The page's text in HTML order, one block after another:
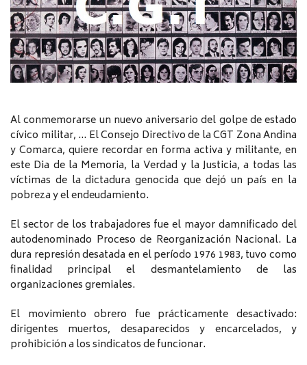
Al conmemorarse un nuevo aniversario del golpe de estado
cívico militar, … El Consejo Directivo de la CGT Zona Andina
y Comarca, quiere recordar en forma activa y militante, en
este Dia de la Memoria, la Verdad y la Justicia, a todas las
víctimas de la dictadura genocida que dejó un país en la
pobreza y el endeudamiento.
El sector de los trabajadores fue el mayor damnificado del
autodenominado Proceso de Reorganización Nacional. La
dura represión desatada en el período 1976 1983, tuvo como
finalidad principal el desmantelamiento de las
organizaciones gremiales.
El movimiento obrero fue prácticamente desactivado:
dirigentes muertos, desaparecidos y encarcelados, y
prohibición a los sindicatos de funcionar.